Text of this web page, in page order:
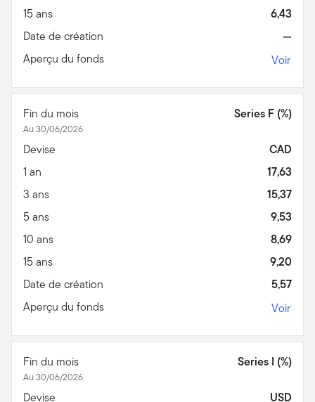
15 ans
6,43
Date de création
—
Aperçu du fonds
Voir
Fin du mois
Au 30/06/2026
Series F (%)
Devise
CAD
1 an
17,63
3 ans
15,37
5 ans
9,53
10 ans
8,69
15 ans
9,20
Date de création
5,57
Aperçu du fonds
Voir
Fin du mois
Au 30/06/2026
Series I (%)
Devise
USD